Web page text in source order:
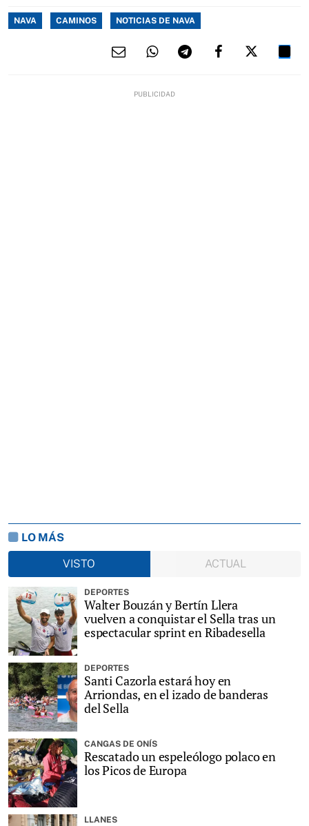
NAVA CAMINOS NOTICIAS DE NAVA
LO MÁS
VISTO
ACTUAL
DEPORTES
Walter Bouzán y Bertín Llera
vuelven a conquistar el Sella tras un
espectacular sprint en Ribadesella
DEPORTES
Santi Cazorla estará hoy en
Arriondas, en el izado de banderas
del Sella
CANGAS DE ONÍS
Rescatado un espeleólogo polaco en
los Picos de Europa
LLANES